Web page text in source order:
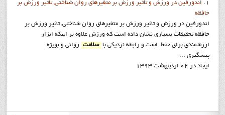
1.
اندورفین در ورزش و تاثیر ورزش بر متغیرهای روان شناختی, تاثیر ورزش بر
حافظه
اندورفین در ورزش و تاثیر ورزش بر متغیرهای روان شناختی, تاثیر ورزش بر
حافظه تحقیقات بسیاری نشان داده است که ورزش علاوه بر اینکه ابزار
ارزشمندی برای حفظ است و رابطه نزدیکی با
سلامت
روانی و بویژه
پیشگیری ...
ایجاد در 02 ارديبهشت 1393